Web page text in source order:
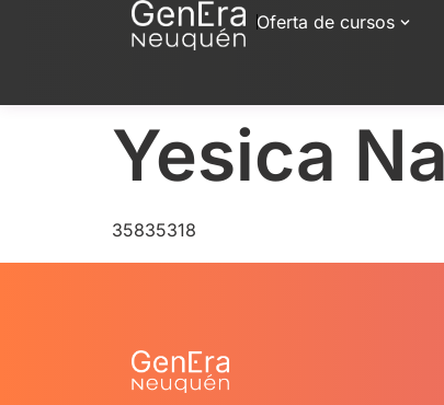
Oferta de cursos
Yesica
35835318